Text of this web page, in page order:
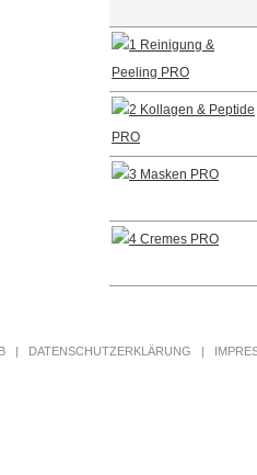
| DATENSCHUTZERKLÄRUNG |